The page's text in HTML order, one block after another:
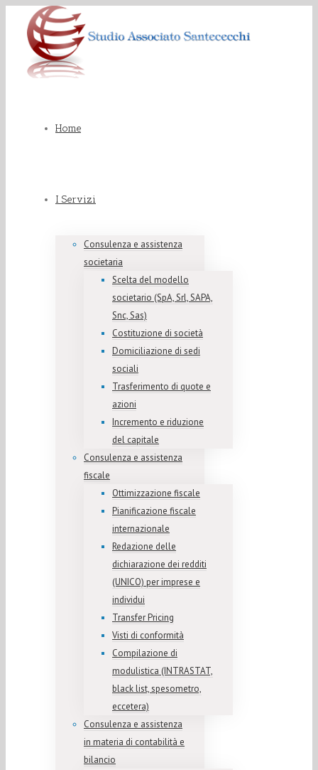
Home
I Servizi
Consulenza e assistenza
societaria
Scelta del modello
societario (SpA, Srl, SAPA,
Snc, Sas)
Costituzione di società
Domiciliazione di sedi
sociali
Trasferimento di quote e
azioni
Incremento e riduzione
del capitale
Consulenza e assistenza
fiscale
Ottimizzazione fiscale
Pianificazione fiscale
internazionale
Redazione delle
dichiarazione dei redditi
(UNICO) per imprese e
individui
Transfer Pricing
Visti di conformità
Compilazione di
modulistica (INTRASTAT,
black list, spesometro,
eccetera)
Consulenza e assistenza
in materia di contabilità e
bilancio